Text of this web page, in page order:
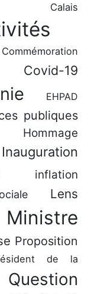
Calais
Commémoration
Covid-19
EHPAD
publiques
Hommage
Inauguration
inflation
Lens
Ministre
Proposition
de la
Question